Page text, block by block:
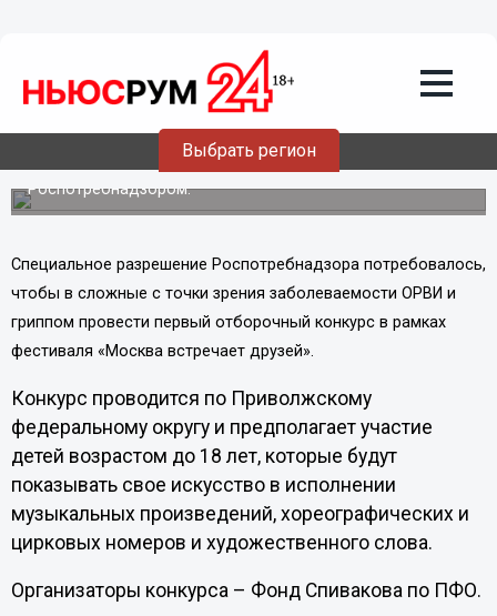
Выбрать регион
Первый отборочный конкурс в рамках
фестиваля «Москва встречает друзей»
открывается 15 февраля в Нижнем
Новгороде
Проведение окружного детского конкурса разрешено
Роспотребнадзором.
Специальное разрешение Роспотребнадзора потребовалось,
чтобы в сложные с точки зрения заболеваемости ОРВИ и
гриппом провести первый отборочный конкурс в рамках
фестиваля «Москва встречает друзей».
Конкурс проводится по Приволжскому
федеральному округу и предполагает участие
детей возрастом до 18 лет, которые будут
показывать свое искусство в исполнении
музыкальных произведений, хореографических и
цирковых номеров и художественного слова.
Организаторы конкурса – Фонд Спивакова по ПФО.